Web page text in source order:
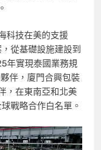
科技在美的支援
從基礎設施建設到
年實現泰國業務規
伴，廈門合興包裝
，在東南亞和北美
戰略合作白名單。